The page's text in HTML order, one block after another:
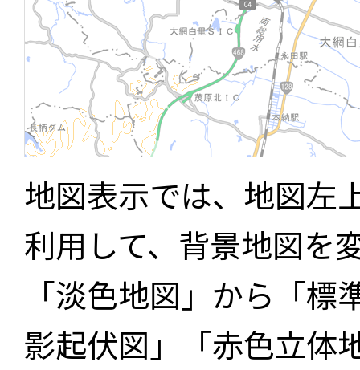
地図表示では、地図左
利用して、背景地図を
「淡色地図」から「
影起伏図」「赤色立体